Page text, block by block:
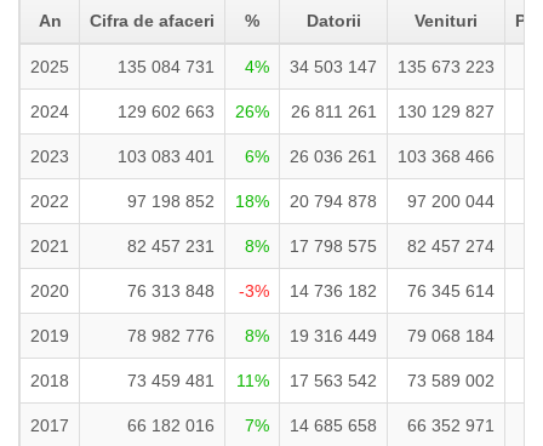
An Cifra de afaceri % Datorii Venituri
2025 135 084 731 4% 34 503 147 135 673 223
2024 129 602 663 26% 26 811 261 130 129 827
2023 103 083 401 6% 26 036 261 103 368 466
2022 97 198 852 18% 20 794 878 97 200 044
2021 82 457 231 8% 17 798 575 82 457 274
2020 76 313 848 -3% 14 736 182 76 345 614
2019 78 982 776 8% 19 316 449 79 068 184
2018 73 459 481 11% 17 563 542 73 589 002
2017 66 182 016 7% 14 685 658 66 352 971